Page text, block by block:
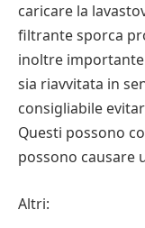
caricare la
filtrante sporca
inoltre
sia riavvitata in
consigliabile
Questi possono
possono causare
Altri: